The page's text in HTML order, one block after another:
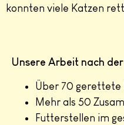
konnten viele Katzen
Unsere Arbeit nach
Über 70 gerettete
Mehr als 50
Futterstellen im